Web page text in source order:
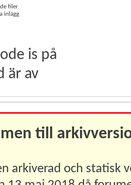
filer
inlägg
is på
är av
till
arkiverad och statisk